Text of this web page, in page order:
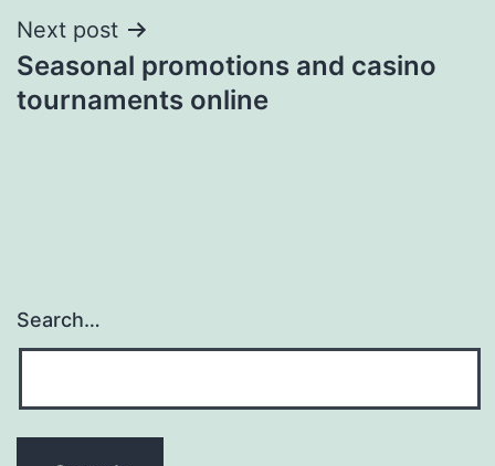
Next post
Seasonal promotions and casino
tournaments online
Search…